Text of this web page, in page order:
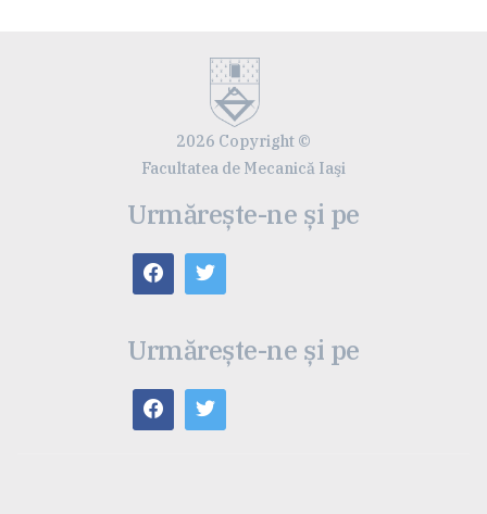
2026 Copyright ©
Facultatea de Mecanică Iaşi
Urmărește-ne și pe
Urmărește-ne și pe